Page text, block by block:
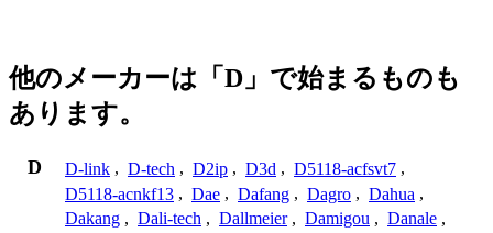
他のメーカーは「D」で始まるものも
あります。
D D-link , D-tech , D2ip , D3d , D5118-acfsvt7 ,
D5118-acnkf13 , Dae , Dafang , Dagro , Dahua ,
Dakang , Dali-tech , Dallmeier , Damigou , Danale ,